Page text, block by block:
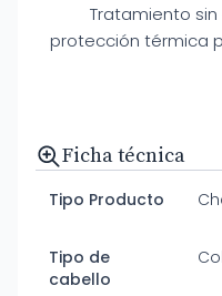
Tratamiento
protección térmica
Ficha técnica
Tipo Producto
Tipo de
cabello